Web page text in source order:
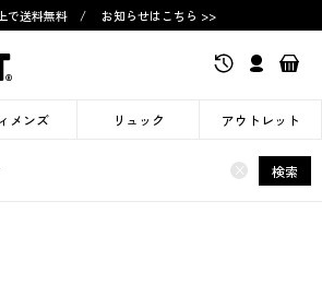
で送料無料 / お知らせはこちら >>
メンズ リュック アウトレット
× 検索